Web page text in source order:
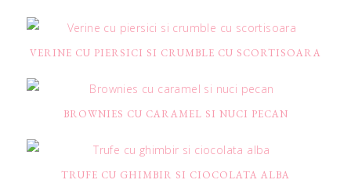
VERINE CU PIERSICI SI CRUMBLE CU SCORTISOARA
BROWNIES CU CARAMEL SI NUCI PECAN
TRUFE CU GHIMBIR SI CIOCOLATA ALBA